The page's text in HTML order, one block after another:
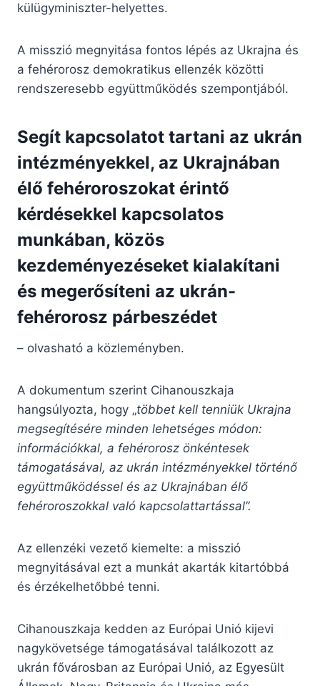
külügyminiszter-helyettes.
A misszió megnyitása fontos lépés az Ukrajna és
a fehérorosz demokratikus ellenzék közötti
rendszeresebb együttműködés szempontjából.
Segít kapcsolatot tartani az ukrán
intézményekkel, az Ukrajnában
élő fehéroroszokat érintő
kérdésekkel kapcsolatos
munkában, közös
kezdeményezéseket kialakítani
és megerősíteni az ukrán-
fehérorosz párbeszédet
– olvasható a közleményben.
A dokumentum szerint Cihanouszkaja
hangsúlyozta, hogy „többet kell tenniük Ukrajna
megsegítésére minden lehetséges módon:
információkkal, a fehérorosz önkéntesek
támogatásával, az ukrán intézményekkel történő
együttműködéssel és az Ukrajnában élő
fehéroroszokkal való kapcsolattartással”.
Az ellenzéki vezető kiemelte: a misszió
megnyitásával ezt a munkát akarták kitartóbbá
és érzékelhetőbbé tenni.
Cihanouszkaja kedden az Európai Unió kijevi
nagykövetsége támogatásával találkozott az
ukrán fővárosban az Európai Unió, az Egyesült